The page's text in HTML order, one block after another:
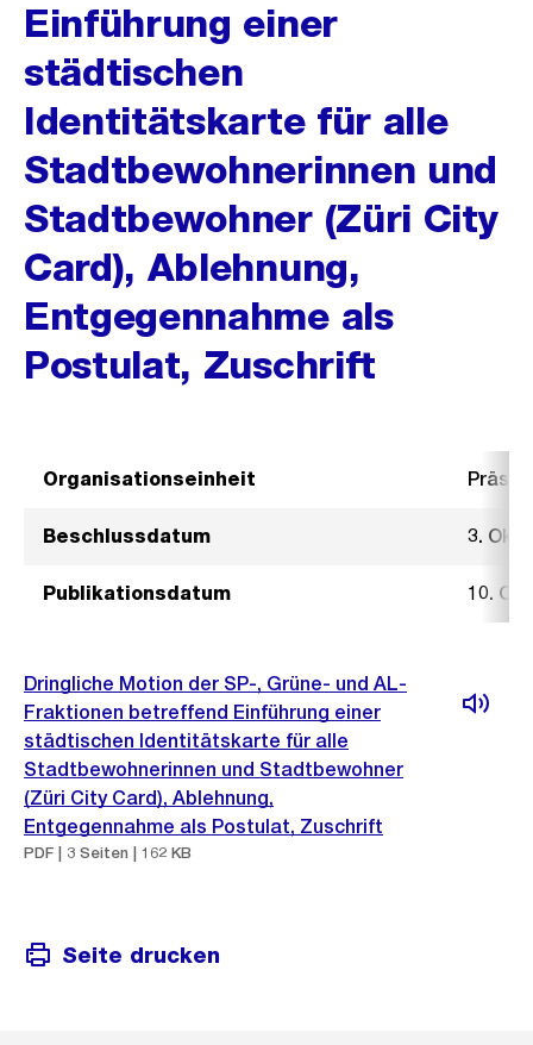
Einführung einer
städtischen
Identitätskarte für alle
Stadtbewohnerinnen und
Stadtbewohner (Züri City
Card), Ablehnung,
Entgegennahme als
Postulat, Zuschrift
Organisationseinheit
Beschlussdatum 3.
Publikationsdatum 10.
Dringliche Motion der SP-, Grüne- und AL-
Fraktionen betreffend Einführung einer
städtischen Identitätskarte für alle
Stadtbewohnerinnen und Stadtbewohner
(Züri City Card), Ablehnung,
Entgegennahme als Postulat, Zuschrift
PDF | 3 Seiten | 162 KB
Seite drucken